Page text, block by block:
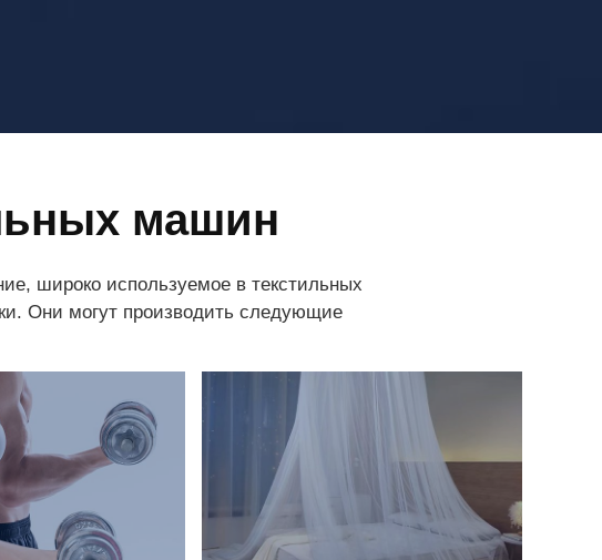
машин
широко используемое в текстильных
Они могут производить следующие